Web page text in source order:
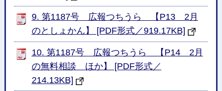
9. 第1187号 広報つちうら 【P13 2月
のとしょかん】 [PDF形式／919.17KB]
10. 第1187号 広報つちうら 【P14 2月
の無料相談 ほか】 [PDF形式／
214.13KB]